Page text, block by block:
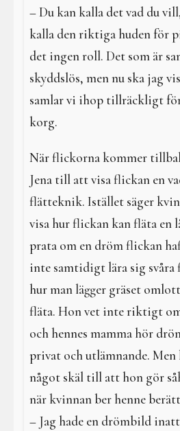
– Du kan kalla det vad du
kalla den riktiga huden för
det ingen roll. Det som är
skyddslös, men nu ska jag
samlar vi ihop tillräckligt
korg.
När flickorna kommer
Jena till att visa flickan en
flätteknik. Istället säger
visa hur flickan kan fläta en
prata om en dröm flickan
inte samtidigt lära sig svåra
hur man lägger gräset
fläta. Hon vet inte riktigt
och hennes mamma hör
privat och utlämnande. Men
något skäl till att hon gör
när kvinnan ber henne
– Jag hade en drömbild